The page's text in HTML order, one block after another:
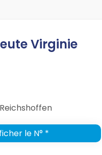
Virginie
Reichshoffen
le N° *